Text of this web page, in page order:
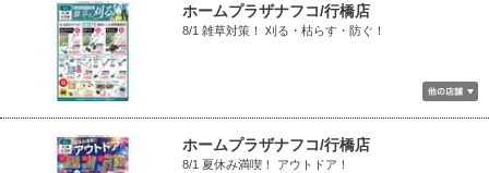
ホームプラザナフコ/行橋店
8/1 雑草対策！ 刈る・枯らす・防ぐ！
ホームプラザナフコ/行橋店
8/1 夏休み満喫！ アウトドア！